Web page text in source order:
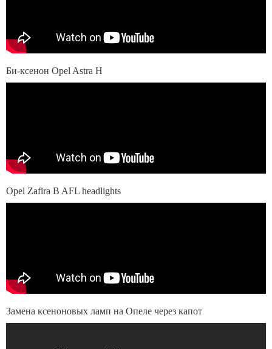
Би-ксенон Opel Astra H
Opel Zafira B AFL headlights
Замена ксеноновых ламп на Опеле через капот